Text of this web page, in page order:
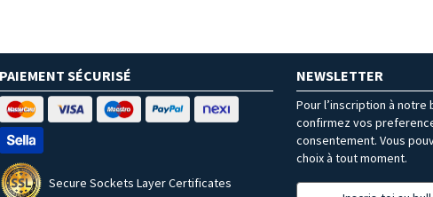
PAIEMENT SÉCURISÉ
Secure Sockets Layer Certificates
NEWSLETTER
Pour l’inscription à notre
confirmez vos
consentement. Vous
choix à tout moment.